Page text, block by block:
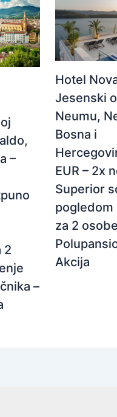
–
2
–
Hotel
Jesenski
Neumu,
Bosna i
EUR – 2x
Superior
pogledom
za 2
Akcija